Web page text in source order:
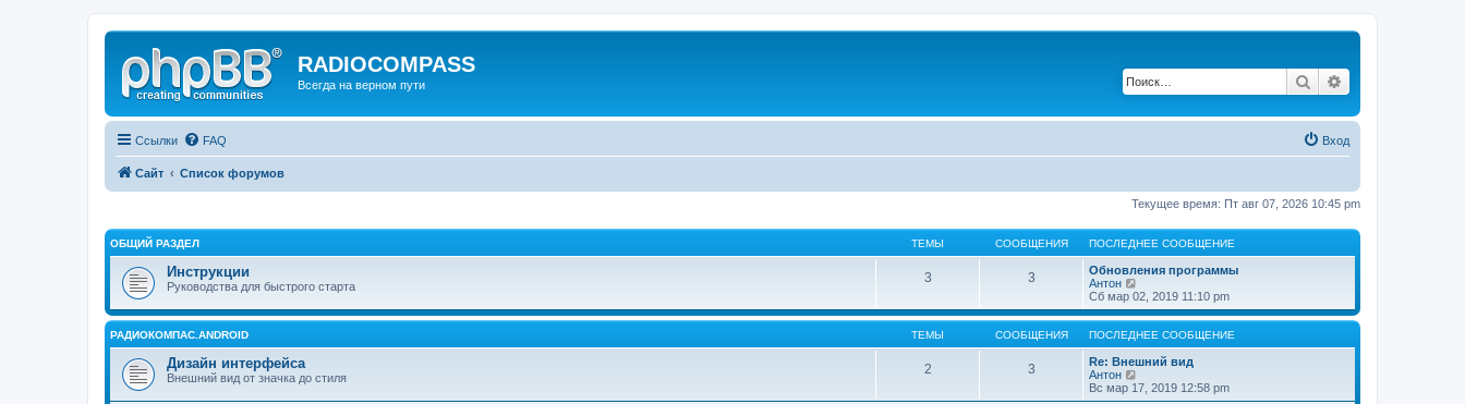
RADIOCOMPASS
Всегда на верном пути Поиск
Ссылки FAQ Вход
Сайт Список форумов
Текущее время: Пт авг 07, 2026 10:45 pm
ОБЩИЙ РАЗДЕЛ ТЕМЫ СООБЩЕНИЯ ПОСЛЕДНЕЕ СООБЩЕНИЕ
Инструкции
Руководства для быстрого старта
3 3
Обновления программы
Антон
е
р
е
й
т
и
п
о
Сб мар 02, 2019 11:10 pm
РАДИОКОМПАС.ANDROID ТЕМЫ СООБЩЕНИЯ ПОСЛЕДНЕЕ СООБЩЕНИЕ
Дизайн интерфейса
Внешний вид от значка до стиля
2 3
Re: Внешний вид
Антон
е
р
Вс мар 17, 2019 12:58 pm